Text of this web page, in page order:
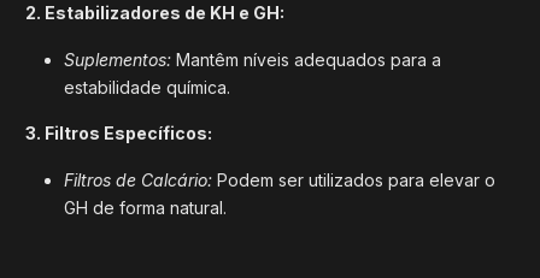
2. Estabilizadores de KH e GH:
Suplementos: Mantêm níveis adequados para a
estabilidade química.
3. Filtros Específicos:
Filtros de Calcário: Podem ser utilizados para elevar o
GH de forma natural.